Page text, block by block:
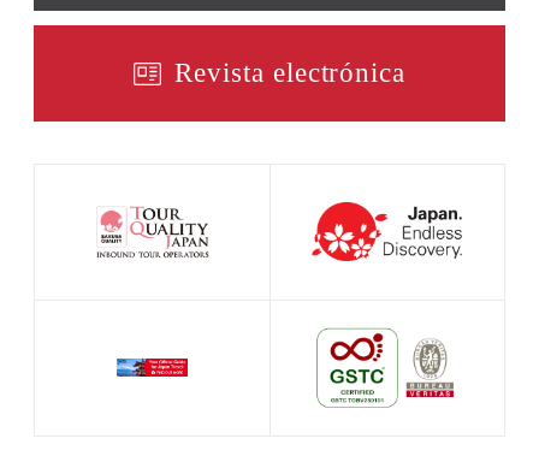
Revista electrónica